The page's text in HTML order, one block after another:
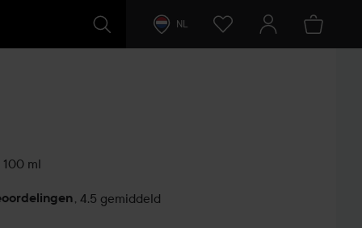
NL
100 ml
, 4.5 gemiddeld